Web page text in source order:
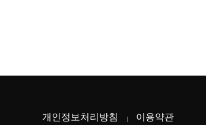
개인정보처리방침 이용약관